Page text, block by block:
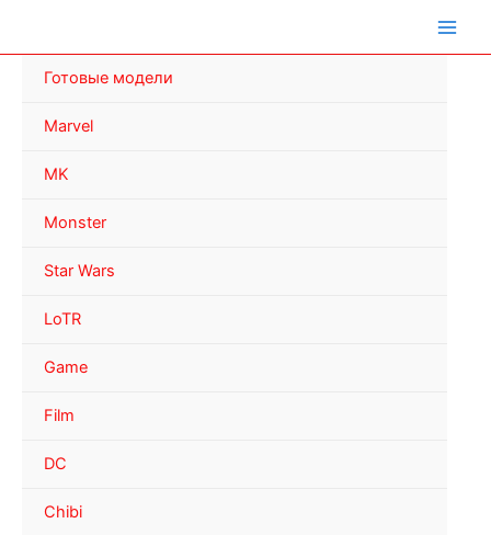
Готовые модели
Marvel
MK
Monster
Star Wars
LoTR
Game
Film
DC
Chibi